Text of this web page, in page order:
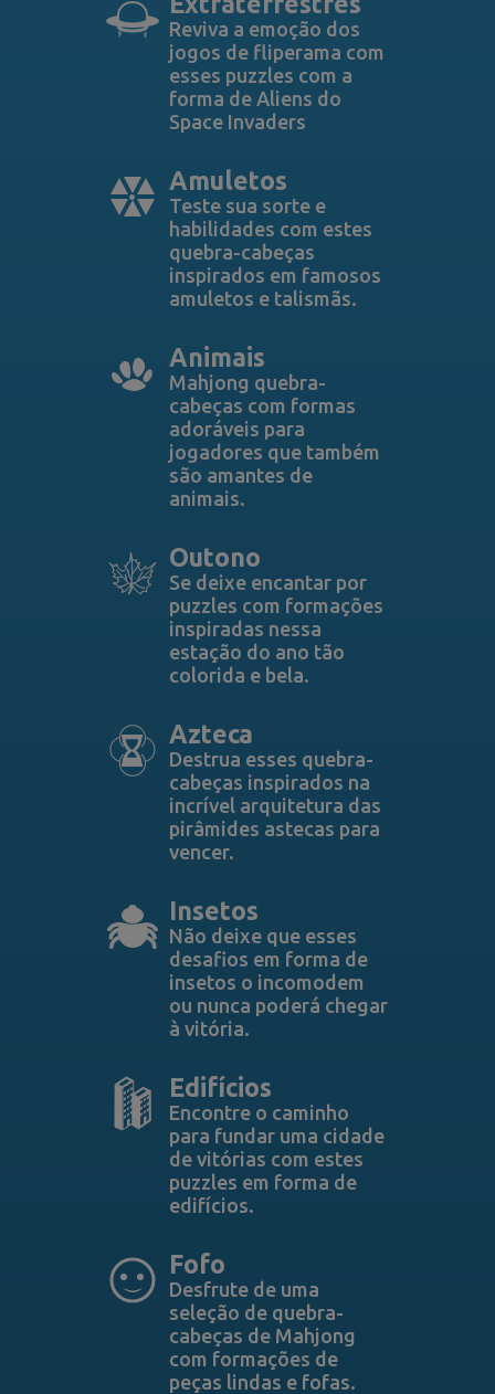
Reviva a emoção dos
jogos de fliperama com
esses puzzles com a
forma de Aliens do
Space Invaders
Amuletos
Teste sua sorte e
habilidades com estes
quebra-cabeças
inspirados em famosos
amuletos e talismãs.
Animais
Mahjong quebra-
cabeças com formas
adoráveis ​​para
jogadores que também
são amantes de
animais.
Outono
Se deixe encantar por
puzzles com formações
inspiradas nessa
estação do ano tão
colorida e bela.
Azteca
Destrua esses quebra-
cabeças inspirados na
incrível arquitetura das
pirâmides astecas para
vencer.
Insetos
Não deixe que esses
desafios em forma de
insetos o incomodem
ou nunca poderá chegar
à vitória.
Edifícios
Encontre o caminho
para fundar uma cidade
de vitórias com estes
puzzles em forma de
edifícios.
Fofo
Desfrute de uma
seleção de quebra-
cabeças de Mahjong
com formações de
peças lindas e fofas.